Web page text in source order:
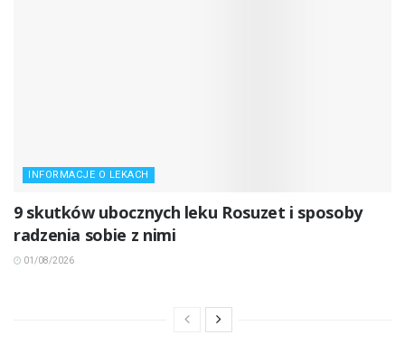
INFORMACJE O LEKACH
9 skutków ubocznych leku Rosuzet i sposoby
radzenia sobie z nimi
01/08/2026